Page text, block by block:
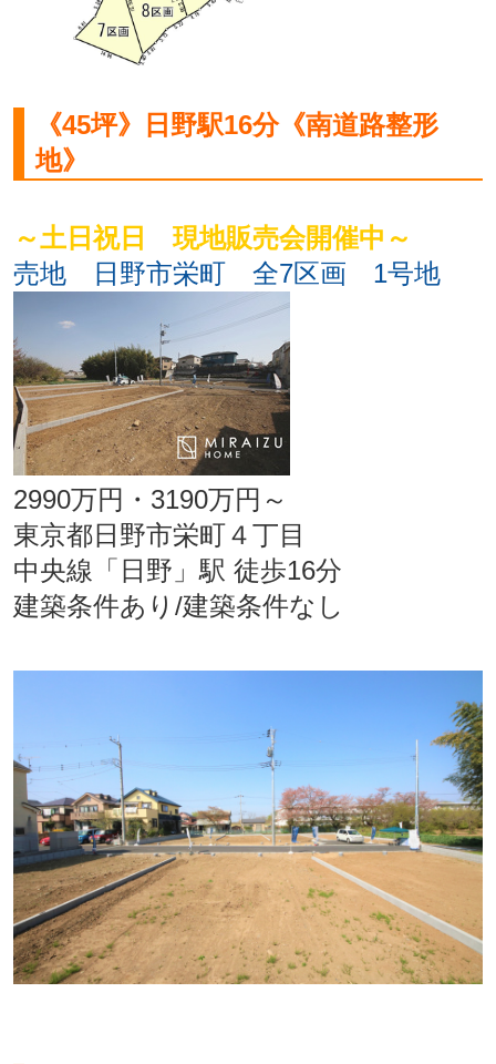
《45坪》日野駅16分《南道路整形
地》
～土日祝日 現地販売会開催中～
売地 日野市栄町 全7区画 1号地
2990万円・3190万円～
東京都日野市栄町４丁目
中央線「日野」駅 徒歩16分
建築条件あり/建築条件なし